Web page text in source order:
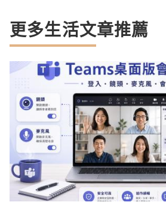
更多生活文章推薦